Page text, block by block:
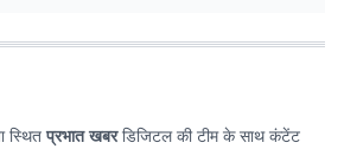
स्थितप्रभात खबरडिजिटल की टीम के साथ कंटेंट